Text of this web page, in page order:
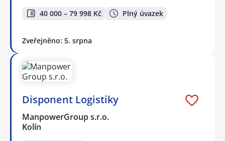
40 000 – 79 998 Kč Plný úvazek
Zveřejněno: 5. srpna
Disponent Logistiky
ManpowerGroup s.r.o.
Kolín